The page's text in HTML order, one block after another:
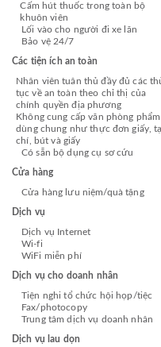
Cấm hút thuốc trong toàn bộ
khuôn viên
Lối vào cho người đi xe lăn
Bảo vệ 24/7
Các tiện ích an toàn
Nhân viên tuân thủ đầy đủ các
tục về an toàn theo chỉ thị của
chính quyền địa phương
Không cung cấp văn phòng phẩm
dùng chung như thực đơn giấy,
chí, bút và giấy
Có sẵn bộ dụng cụ sơ cứu
Cửa hàng
Cửa hàng lưu niệm/quà tặng
Dịch vụ
Dịch vụ Internet
Wi-fi
WiFi miễn phí
Dịch vụ cho doanh nhân
Tiện nghi tổ chức hội họp/tiệc
Fax/photocopy
Trung tâm dịch vụ doanh nhân
Dịch vụ lau dọn